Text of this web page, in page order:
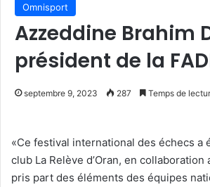
Omnisport
Azzeddine Brahim
président de la
septembre 9, 2023 287 Temps de
«Ce festival international des échecs a
club La Relève d’Oran, en collaboration
pris part des éléments des équipes